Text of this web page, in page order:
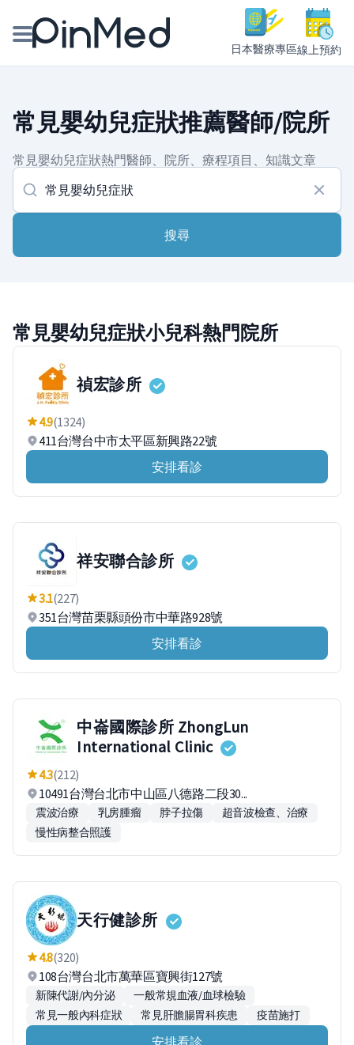
日本醫療專區線上預約
醫師專欄專訪
健康主題館
我是醫療人員
常見嬰幼兒症狀推薦醫師/院所
常見嬰幼兒症狀熱門醫師、院所、療程項目、知識文章
搜尋
常見嬰幼兒症狀小兒科熱門院所
禎宏診所
4.9(1324)
411台灣台中市太平區新興路22號
安排看診
祥安聯合診所
3.1(227)
351台灣苗栗縣頭份市中華路928號
安排看診
中崙國際診所 ZhongLun
International Clinic
4.3(212)
10491台灣台北市中山區八德路二段30...
震波治療 乳房腫瘤 脖子拉傷
超音波檢查、治療
慢性病整合照護
天行健診所
4.8(320)
108台灣台北市萬華區寶興街127號
新陳代謝/內分泌
一般常規血液/血球檢驗
常見一般內科症狀
常見肝膽腸胃科疾患 疫苗施打